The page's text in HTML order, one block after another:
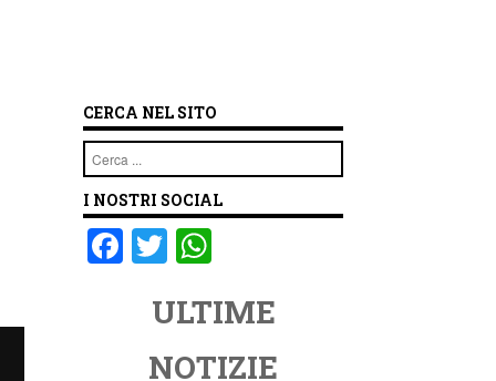
CERCA NEL SITO
Cerca
I NOSTRI SOCIAL
F T
tt
er
at
s
ULTIME
NOTIZIE